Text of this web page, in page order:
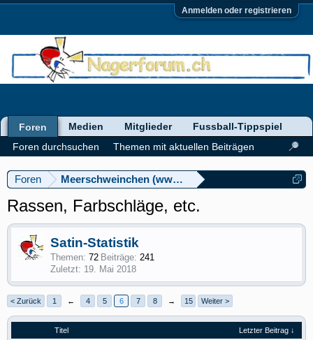
Anmelden oder registrieren
Foren Meerschweinchen (www.meerschweinforum.ch)
Rassen, Farbschläge, etc.
Satin-Statistik
Themen: 72 Beiträge: 241
19. Mai 2018
< Zurück 1 ← 4 5 6 7 8 → 15 Weiter >
Titel Letzter Beitrag ↓
Foren
Foren durchsuchen
Themen mit aktuellen Beiträgen
Medien Mitglieder Fussball-Tippspiel